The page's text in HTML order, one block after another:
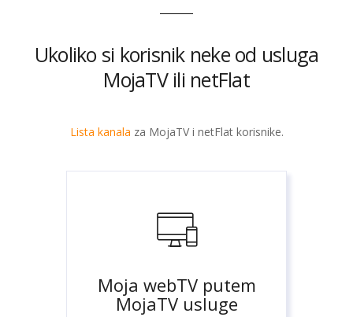
Ukoliko si korisnik neke od usluga
MojaTV ili netFlat
Lista kanala za MojaTV i netFlat korisnike.
Moja webTV putem
MojaTV usluge